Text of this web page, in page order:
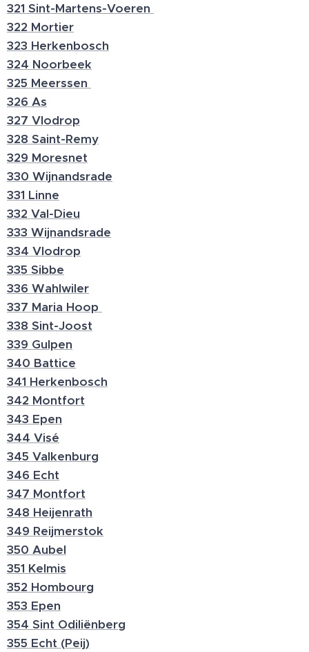
321 Sint-Martens-Voeren
322 Mortier
323 Herkenbosch
324 Noorbeek
325 Meerssen
326 As
327 Vlodrop
328 Saint-Remy
329 Moresnet
330 Wijnandsrade
331 Linne
332 Val-Dieu
333 Wijnandsrade
334 Vlodrop
335 Sibbe
336 Wahlwiler
337 Maria Hoop
338 Sint-Joost
339 Gulpen
340 Battice
341 Herkenbosch
342 Montfort
343 Epen
344 Visé
345 Valkenburg
346 Echt
347 Montfort
348 Heijenrath
349 Reijmerstok
350 Aubel
351 Kelmis
352 Hombourg
353 Epen
354 Sint Odiliënberg
355 Echt (Peij)